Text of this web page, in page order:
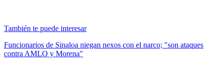
También te puede interesar
Funcionarios de Sinaloa niegan nexos con el narco; "son ataques
contra AMLO y Morena"